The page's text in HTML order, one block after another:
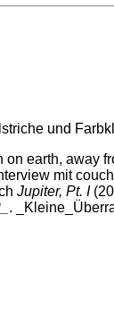
earth, away
mit
Jupiter, Pt. I
.